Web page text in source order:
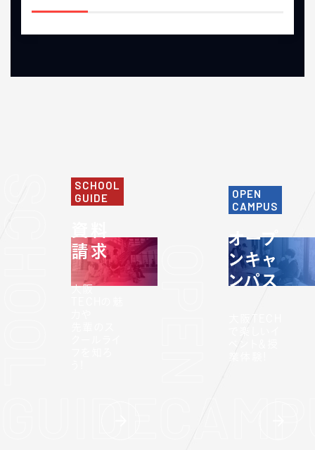
SCHOOL
GUIDE
請求
大阪
OPEN
CAMPUS
オープ
ンキャ
ンパス